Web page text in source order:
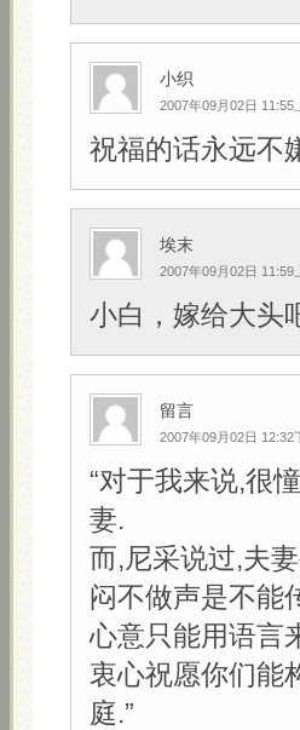
小织
2007年09月02日 11:55
祝福的话永远不
埃末
2007年09月02日 11:59
小白，嫁给大头
留言
2007年09月02日 12:32
“对于我来说,很
妻.
而,尼采说过,夫
闷不做声是不能
心意只能用语言
衷心祝愿你们能
庭.”